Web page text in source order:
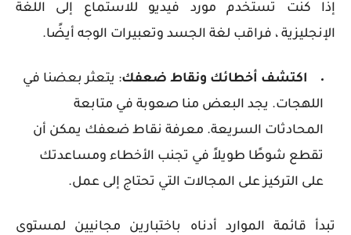
إذا كنت تستخدم مورد فيديو للاستماع إلى اللغة
الإنجليزية ، فراقب لغة الجسد وتعبيرات الوجه أيضًا.
اكتشف أخطائك ونقاط ضعفك: يتعثر بعضنا في
اللهجات. يجد البعض منا صعوبة في متابعة
المحادثات السريعة. معرفة نقاط ضعفك يمكن أن
تقطع شوطًا طويلاً في تجنب الأخطاء ومساعدتك
على التركيز على المجالات التي تحتاج إلى عمل.
تبدأ قائمة الموارد أدناه باختبارين مجانيين لمستوى